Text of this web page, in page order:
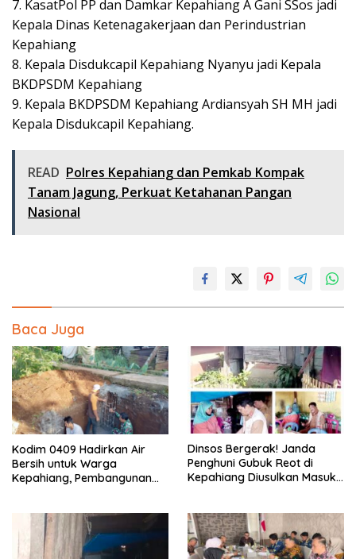
7. KasatPol PP dan Damkar Kepahiang A Gani SSos jadi
Kepala Dinas Ketenagakerjaan dan Perindustrian
Kepahiang
8. Kepala Disdukcapil Kepahiang Nyanyu jadi Kepala
BKDPSDM Kepahiang
9. Kepala BKDPSDM Kepahiang Ardiansyah SH MH jadi
Kepala Disdukcapil Kepahiang.
READ Polres Kepahiang dan Pemkab Kompak
Tanam Jagung, Perkuat Ketahanan Pangan
Nasional
Baca Juga
Kodim 0409 Hadirkan Air
Bersih untuk Warga
Kepahiang, Pembangunan
Dinsos Bergerak! Janda
Penghuni Gubuk Reot di
Kepahiang Diusulkan Masuk